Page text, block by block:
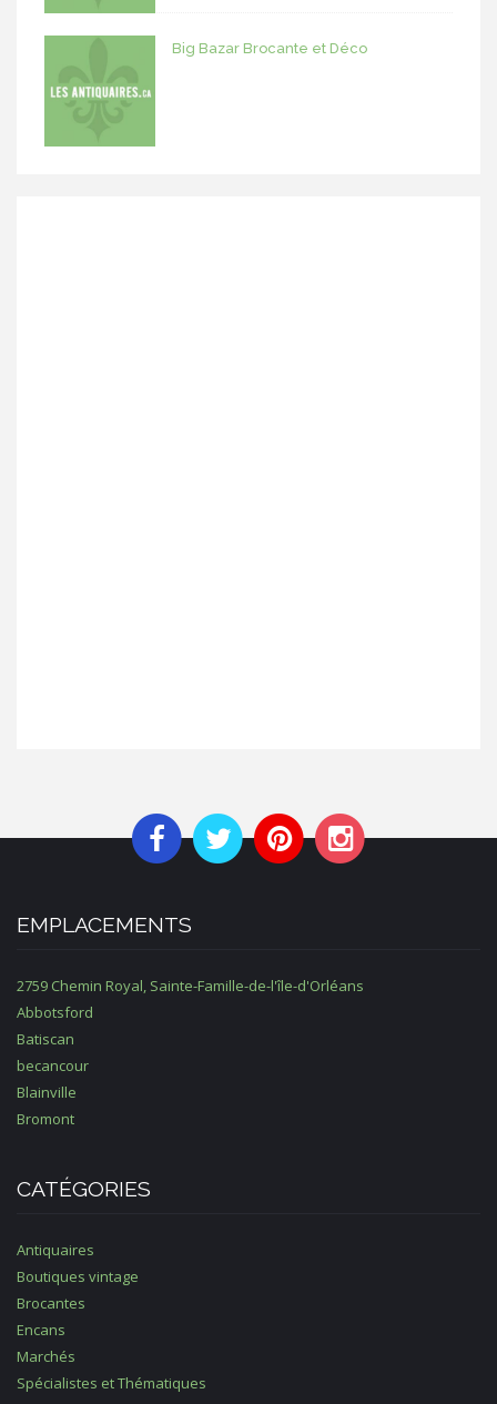
Big Bazar Brocante et Déco
EMPLACEMENTS
2759 Chemin Royal, Sainte-Famille-de-l'île-d'Orléans
Abbotsford
Batiscan
becancour
Blainville
Bromont
CATÉGORIES
Antiquaires
Boutiques vintage
Brocantes
Encans
Marchés
Spécialistes et Thématiques